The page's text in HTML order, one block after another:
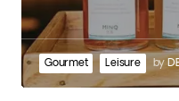
Gourmet Leisure by